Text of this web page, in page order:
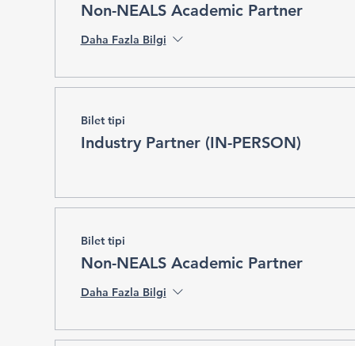
Non-NEALS Academic Partner
Daha Fazla Bilgi
Bilet tipi
Industry Partner (IN-PERSON)
Bilet tipi
Non-NEALS Academic Partner
Daha Fazla Bilgi